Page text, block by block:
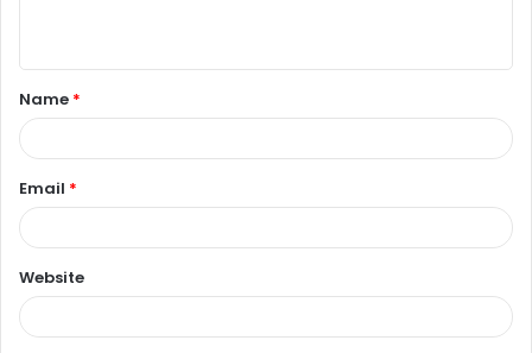
t
*
Name *
Email *
Website